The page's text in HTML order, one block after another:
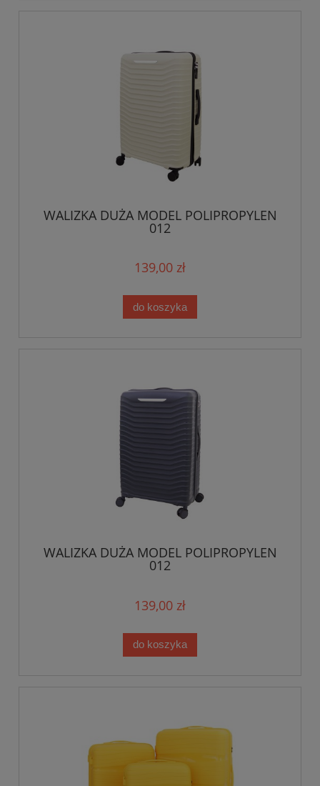
WALIZKA DUŻA MODEL POLIPROPYLEN
012
139,00 zł
do koszyka
WALIZKA DUŻA MODEL POLIPROPYLEN
012
139,00 zł
do koszyka